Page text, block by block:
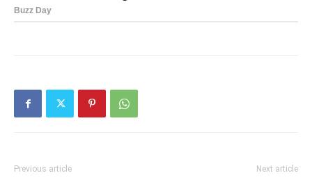
Previous article Next article